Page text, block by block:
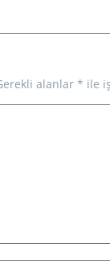
alanlar * ile